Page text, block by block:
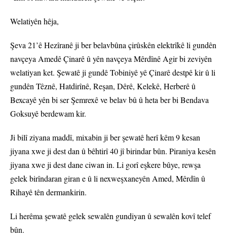
Welatiyên hêja,
Şeva 21’ê Hezîranê ji ber belavbûna çirûskên elektrîkê li gundên
navçeya Amedê Çinarê û yên navçeya Mêrdînê Agir bi zeviyên
welatiyan ket. Şewatê ji gundê Tobiniyê yê Çinarê destpê kir û li
gundên Têznê, Hatdirînê, Reşan, Dêrê, Kelekê, Herberê û
Bexcayê yên bi ser Şemrexê ve belav bû û heta ber bi Bendava
Goksuyê berdewam kir.
Ji bilî ziyana maddî, mixabin ji ber şewatê herî kêm 9 kesan
jiyana xwe ji dest dan û bêhtirî 40 jî birindar bûn. Piraniya kesên
jiyana xwe ji dest dane ciwan in. Li gorî eşkere bûye, rewşa
gelek birîndaran giran e û li nexweşxaneyên Amed, Mêrdîn û
Rihayê tên dermankirin.
Li herêma şewatê gelek sewalên gundiyan û sewalên kovî telef
bûn.